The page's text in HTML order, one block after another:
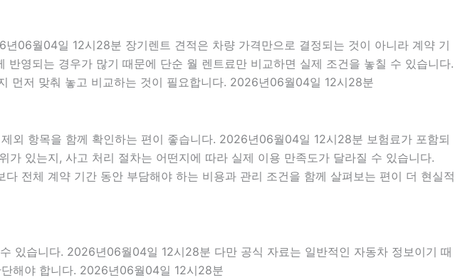
06월04일 12시28분 장기렌트 견적은 차량 가격만으로 결정되는 것이 아니라 계약 기
영되는 경우가 많기 때문에 단순 월 렌트료만 비교하면 실제 조건을 놓칠 수 있습니다.
먼저 맞춰 놓고 비교하는 것이 필요합니다. 2026년06월04일 12시28분
외 항목을 함께 확인하는 편이 좋습니다. 2026년06월04일 12시28분 보험료가 포함되
있는지, 사고 처리 절차는 어떤지에 따라 실제 이용 만족도가 달라질 수 있습니다.
전체 계약 기간 동안 부담해야 하는 비용과 관리 조건을 함께 살펴보는 편이 더 현실적
있습니다. 2026년06월04일 12시28분 다만 공식 자료는 일반적인 자동차 정보이기 때
해야 합니다. 2026년06월04일 12시28분